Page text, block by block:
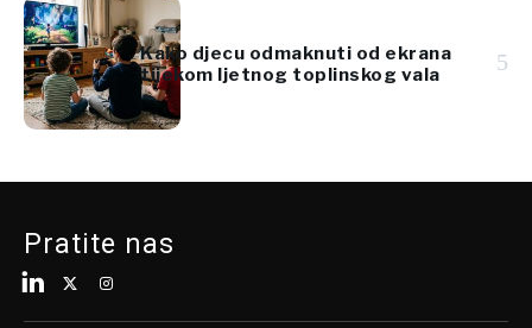
Kako djecu odmaknuti od ekrana
tijekom ljetnog toplinskog vala
5
Pratite nas